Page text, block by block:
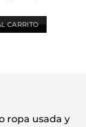
CARRITO
ropa usada y